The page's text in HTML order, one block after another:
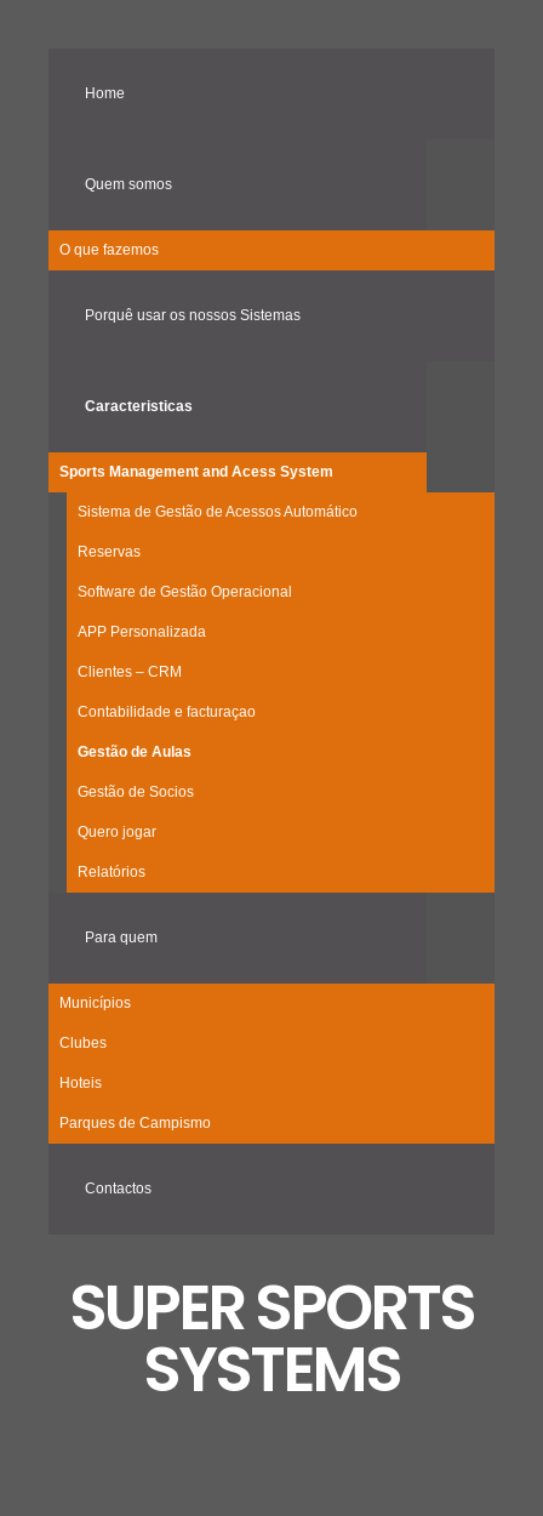
Home
Quem somos
O que fazemos
Porquê usar os nossos Sistemas
Caracteristicas
Sports Management and Acess System
Sistema de Gestão de Acessos Automático
Reservas
Software de Gestão Operacional
APP Personalizada
Clientes – CRM
Contabilidade e facturaçao
Gestão de Aulas
Gestão de Socios
Quero jogar
Relatórios
Para quem
Municípios
Clubes
Hoteis
Parques de Campismo
Contactos
SUPER SPORTS
SYSTEMS